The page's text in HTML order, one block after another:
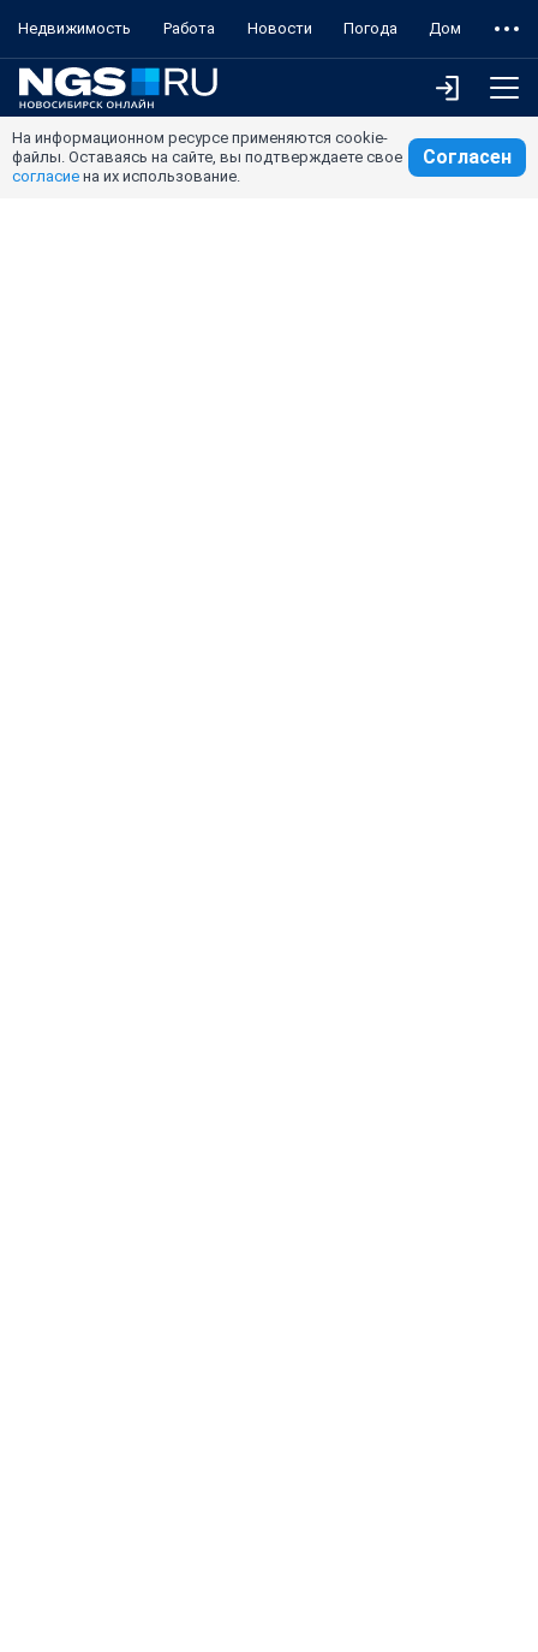
Недвижимость Работа Новости Погода Дом
На информационном ресурсе применяются cookie-
файлы. Оставаясь на сайте, вы подтверждаете свое
согласие на их использование.
Согласен